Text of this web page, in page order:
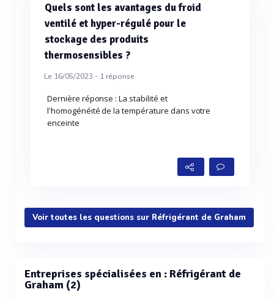
Quels sont les avantages du froid
ventilé et hyper-régulé pour le
stockage des produits
thermosensibles ?
Le 16/05/2023 - 1réponse
Dernière réponse : La stabilité et
l'homogénéité de la température dans votre
enceinte
Voir toutes les questions sur Réfrigérant de Graham
Entreprises spécialisées en : Réfrigérant de
Graham (2)